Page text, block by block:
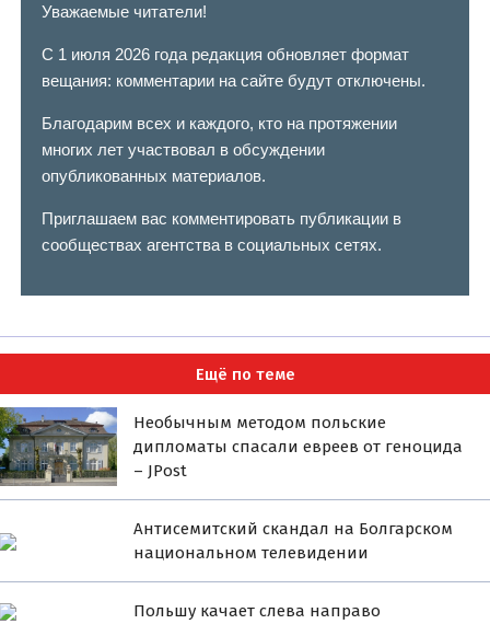
Уважаемые читатели!
С 1 июля 2026 года редакция обновляет формат
вещания: комментарии на сайте будут отключены.
Благодарим всех и каждого, кто на протяжении
многих лет участвовал в обсуждении
опубликованных материалов.
Приглашаем вас комментировать публикации в
сообществах агентства в социальных сетях.
Ещё по теме
Необычным методом польские
дипломаты спасали евреев от геноцида
– JPost
Антисемитский скандал на Болгарском
национальном телевидении
Польшу качает слева направо